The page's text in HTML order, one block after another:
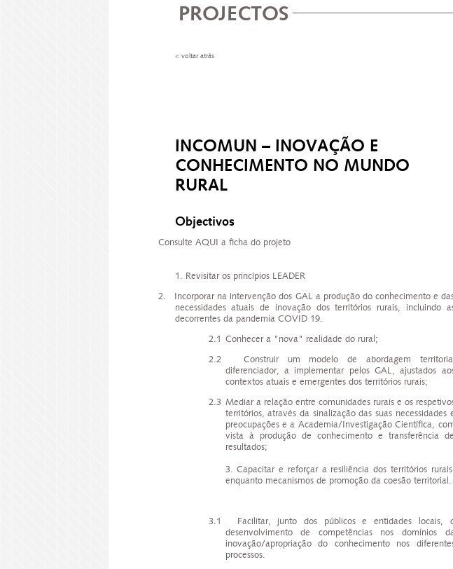
PROJECTOS
< voltar atrás
INCOMUN – INOVAÇÃO E
CONHECIMENTO NO MUNDO
RURAL
Objectivos
Consulte AQUI a ficha do projeto
1. Revisitar os princípios LEADER
2. Incorporar na intervenção dos GAL a produção do conhecimento e
necessidades atuais de inovação dos territórios rurais, incluindo
decorrentes da pandemia COVID 19.
2.1 Conhecer a "nova" realidade do rural;
2.2
Construir um modelo de abordagem
diferenciador, a implementar pelos GAL, ajustados
contextos atuais e emergentes dos territórios rurais;
2.3 Mediar a relação entre comunidades rurais e os
territórios, através da sinalização das suas necessidades
preocupações e a Academia/Investigação Científica,
vista à produção de conhecimento e transferência de
resultados;
3. Capacitar e reforçar a resiliência dos territórios
enquanto mecanismos de promoção da coesão territorial.
3.1
Facilitar, junto dos públicos e entidades locais,
desenvolvimento de competências nos domínios
inovação/apropriação do conhecimento nos
processos.